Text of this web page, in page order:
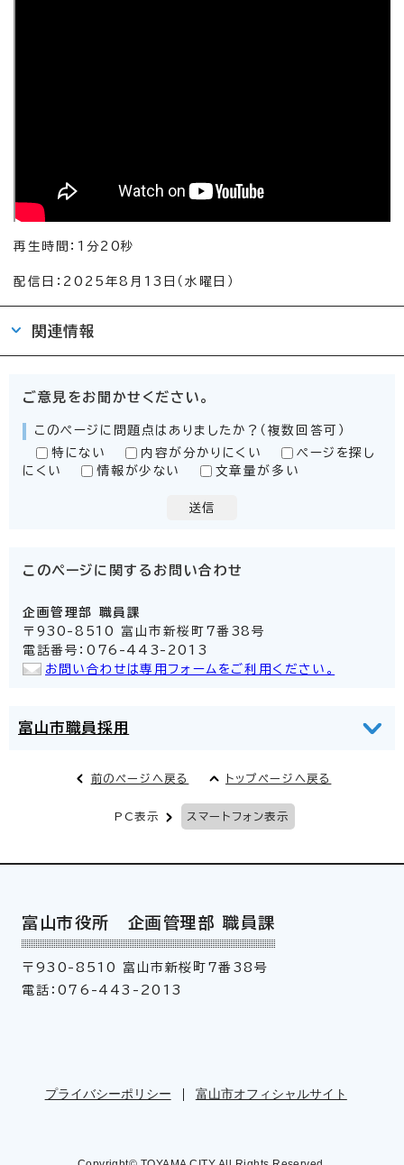
再生時間：1分20秒
配信日：2025年8月13日（水曜日）
関連情報
ご意見をお聞かせください。
このページに問題点はありましたか？（複数回答可）
特にない
内容が分かりにくい
ページを探し
にくい
情報が少ない 文章量が多い
送信
このページに関する お問い合わせ
企画管理部 職員課
〒930-8510 富山市新桜町7番38号
電話番号：076-443-2013
お問い合わせは専用フォームをご利用ください。
富山市職員採用
前のページへ戻る トップページへ戻る
PC表示 スマートフォン表示
富山市役所 企画管理部 職員課
〒930-8510 富山市新桜町7番38号
電話：076-443-2013
プライバシーポリシー 富山市オフィシャルサイト